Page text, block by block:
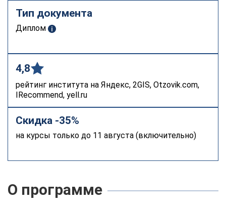
Тип документа
Диплом
4,8
рейтинг института на Яндекс, 2GIS, Otzovik.com,
IRecommend, yell.ru
Скидка -35%
на курсы только до 11 августа (включительно)
О программе